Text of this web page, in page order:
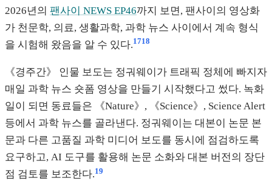
2026년의 팬사이 NEWS EP46까지 보면, 팬사이의 영상화
가 천문학, 의료, 생활과학, 과학 뉴스 사이에서 계속 형식
을 시험해 왔음을 알 수 있다.1718
《경주간》 인물 보도는 정궈웨이가 트래픽 정체에 빠지자
매일 과학 뉴스 숏폼 영상을 만들기 시작했다고 썼다. 녹화
일이 되면 동료들은 《Nature》, 《Science》, Science Alert
등에서 과학 뉴스를 골라낸다. 정궈웨이는 대본이 논문 본
문과 다른 고품질 과학 미디어 보도를 동시에 점검하도록
요구하고, AI 도구를 활용해 논문 소화와 대본 버전의 장단
점 검토를 보조한다.19